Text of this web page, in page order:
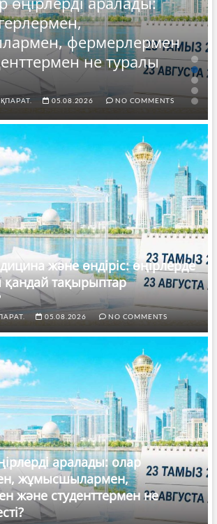
фермерлермен
не туралы
05.08.2026 NO COMMENTS
және өндіріс: өңірлерде
қандай тақырыптар
05.08.2026 NO COMMENTS
аралады: олар
жұмысшылармен,
және студенттермен не